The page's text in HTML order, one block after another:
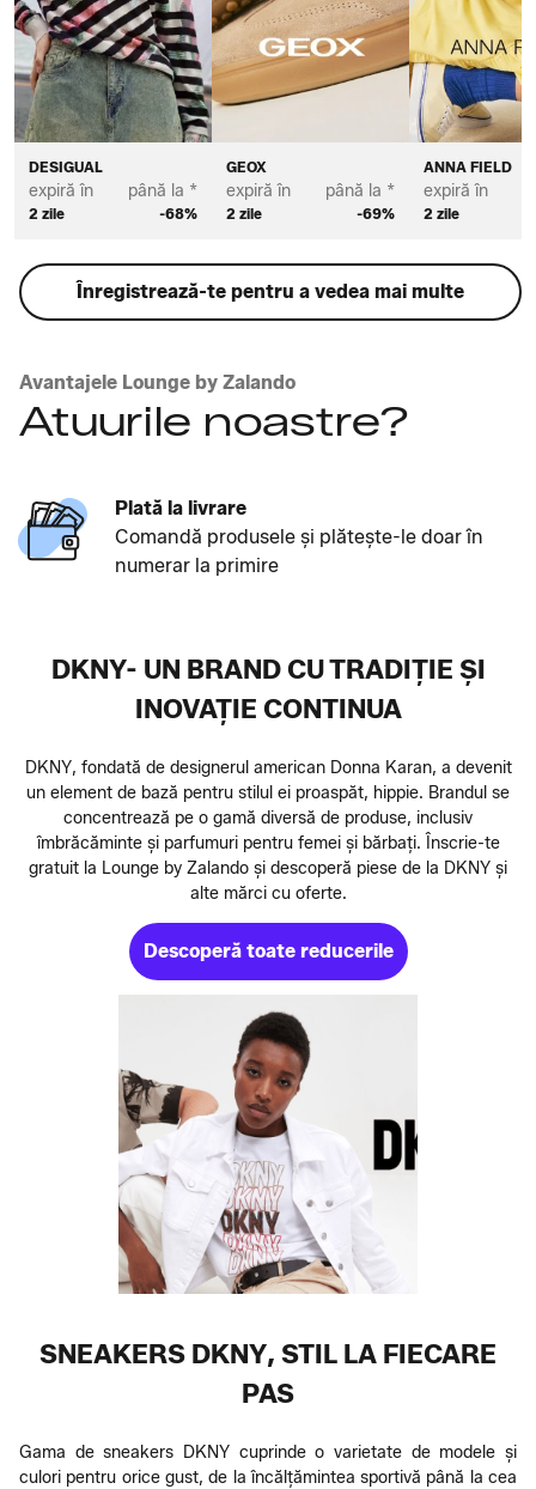
DESIGUAL
expiră în
2 zile
până la *
-68%
GEOX
expiră în
2 zile
până la *
-69%
ANNA FIELD
expiră în
2 zile
Înregistrează-te pentru a vedea mai multe
Avantajele Lounge by Zalando
Atuurile noastre?
Plată la livrare
Comandă produsele și plătește-le doar în
numerar la primire
DKNY- UN BRAND CU TRADIȚIE ȘI
INOVAȚIE CONTINUA
DKNY, fondată de designerul american Donna Karan, a devenit
un element de bază pentru stilul ei proaspăt, hippie. Brandul se
concentrează pe o gamă diversă de produse, inclusiv
îmbrăcăminte și parfumuri pentru femei și bărbați. Înscrie-te
gratuit la Lounge by Zalando și descoperă piese de la DKNY și
alte mărci cu oferte.
Descoperă toate reducerile
SNEAKERS DKNY, STIL LA FIECARE
PAS
Gama de sneakers DKNY cuprinde o varietate de modele și
culori pentru orice gust, de la încălțămintea sportivă până la cea